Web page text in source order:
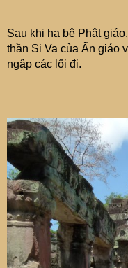
Sau khi hạ bệ Phật
thần Si Va của Ấn giáo
ngập các lối đi.